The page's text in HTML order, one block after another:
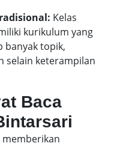
Kelas
kurikulum yang
banyak topik,
selain keterampilan
Baca